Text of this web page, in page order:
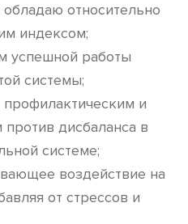
относительно
индексом;
успешной работы
системы;
и
дисбаланса в
системе;
воздействие на
от стрессов и